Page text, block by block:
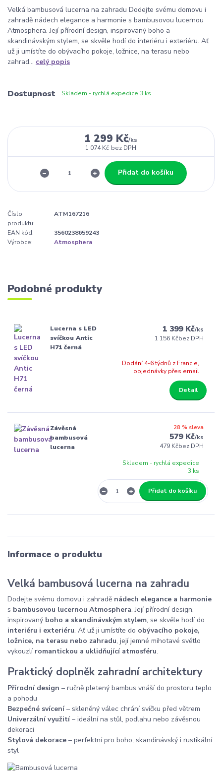
Velká bambusová lucerna na zahradu Dodejte svému domovu i
zahradě nádech elegance a harmonie s bambusovou lucernou
Atmosphera. Její přírodní design, inspirovaný boho a
skandinávským stylem, se skvěle hodí do interiéru i exteriéru. Ať
už ji umístíte do obývacího pokoje, ložnice, na terasu nebo
zahrad... celý popis
Dostupnost Skladem - rychlá expedice 3 ks
1 299 Kč/ks
1 074 Kč bez DPH
Přidat do košíku
Číslo
produktu:
ATM167216
EAN kód:
3560238659243
Výrobce:
Atmosphera
Podobné produkty
Lucerna s LED
svíčkou Antic
H71 černá
1 399 Kč/ks
1 156 Kčbez DPH
Dodání 4-6 týdnů z Francie,
objednávky přes email
Detail
Závěsná
bambusová
lucerna
28 % sleva
579 Kč/ks
479 Kčbez DPH
Skladem - rychlá expedice
3 ks
Přidat do košíku
Informace o produktu
Velká bambusová lucerna na zahradu
Dodejte svému domovu i zahradě nádech elegance a harmonie
s bambusovou lucernou Atmosphera. Její přírodní design,
inspirovaný boho a skandinávským stylem, se skvěle hodí do
interiéru i exteriéru. Ať už ji umístíte do obývacího pokoje,
ložnice, na terasu nebo zahradu, její jemné mihotavé světlo
vykouzlí romantickou a uklidňující atmosféru.
Praktický doplněk zahradní architektury
Přírodní design – ručně pletený bambus vnáší do prostoru teplo
a pohodu
Bezpečné svícení– skleněný válec chrání svíčku před větrem
Univerzální využití– ideální na stůl, podlahu nebo závěsnou
dekoraci
Stylová dekorace – perfektní pro boho, skandinávský i rustikální
styl